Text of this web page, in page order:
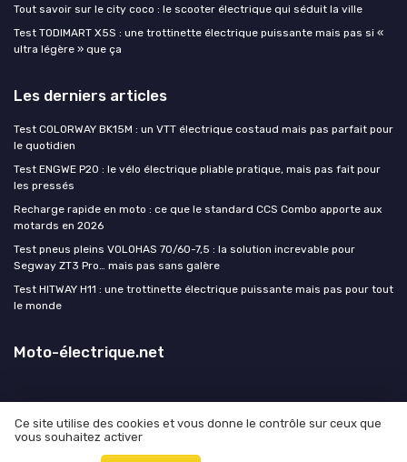
Tout savoir sur le city coco : le scooter électrique qui séduit la ville
Test TODIMART X5S : une trottinette électrique puissante mais pas si «
ultra légère » que ça
Les derniers articles
Test COLORWAY BK15M : un VTT électrique costaud mais pas parfait pour
le quotidien
Test ENGWE P20 : le vélo électrique pliable pratique, mais pas fait pour
les pressés
Recharge rapide en moto : ce que le standard CCS Combo apporte aux
motards en 2026
Test pneus pleins VOLOHAS 70/60-7,5 : la solution increvable pour
Segway ZT3 Pro… mais pas sans galère
Test HITWAY H11 : une trottinette électrique puissante mais pas pour tout
le monde
Moto-électrique.net
Mentions légales
Ce site utilise des cookies et vous donne le contrôle sur ceux que
vous souhaitez activer